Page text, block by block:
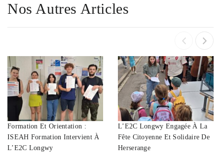
Nos Autres Articles
Formation Et Orientation :
ISEAH Formation Intervient À
L’E2C Longwy
L’E2C Longwy Engagée À La
Fête Citoyenne Et Solidaire De
Herserange